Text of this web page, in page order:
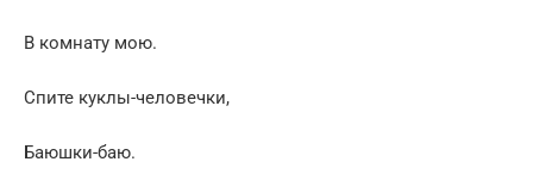
В комнату мою.
Спите куклы-человечки,
Баюшки-баю.